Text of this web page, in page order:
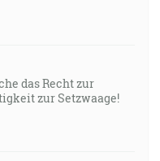
das Recht zur
zur Setzwaage!